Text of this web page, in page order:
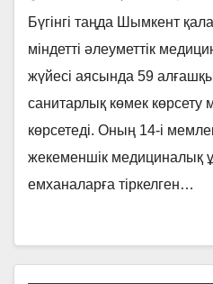
Бүгінгі таңда Шымкент
міндетті әлеуметтік
жүйесі аясында 59
санитарлық көмек көрсету
көрсетеді. Оның 14-і
жекеменшік медициналық
емханаларға тіркелген…